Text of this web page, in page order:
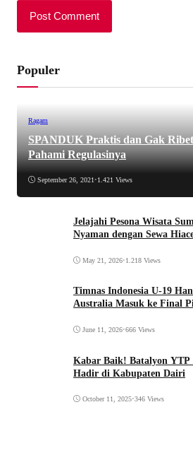
Populer
Ragam
SPANDUK Praktis dan Gak
Pahami Regulasinya
September 26, 2021 •1.421 Views
Jelajahi Pesona Wisata
Nyaman dengan Sewa
May 21, 2026•1.218 Views
Timnas Indonesia U-19
Australia Masuk ke Final
June 11, 2026•666 Views
Kabar Baik! Batalyon YTP
Hadir di Kabupaten Dairi
October 11, 2025•346 Views